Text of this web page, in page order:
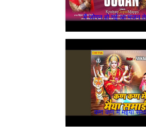
मैं जोगन हो गई आ भजन
कण कण में मईया